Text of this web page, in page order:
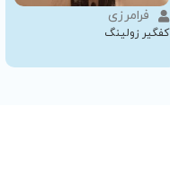
فرامرزی
کفگیر زولینگ